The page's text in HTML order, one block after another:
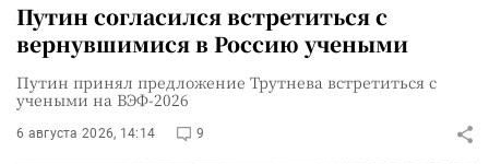
Путин согласился встретиться с
вернувшимися в Россию учеными
Путин принял предложение Трутнева встретиться с
учеными на ВЭФ-2026
6 августа 2026, 14:14 9